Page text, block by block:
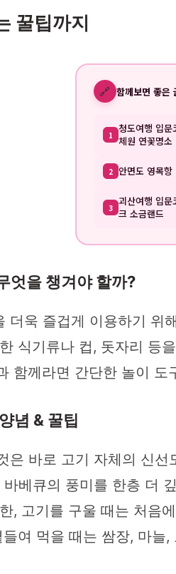
꿀팁까지
🔗 함께보면 좋은
1 청도여행 입문
체원 연꽃명소
2 안면도 영목
3 괴산여행 입문
크 소금랜드
엇을 챙겨야 할까?
더욱 즐겁게 이용하기 위
식기류나 컵, 돗자리 등
함께라면 간단한 놀이
념 & 꿀팁
은 바로 고기 자체의 신
베큐의 풍미를 한층 더
, 고기를 구울 때는 처음
여 먹을 때는 쌈장, 마